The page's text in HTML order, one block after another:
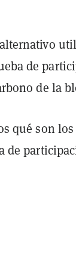
de
de la
qué son
de